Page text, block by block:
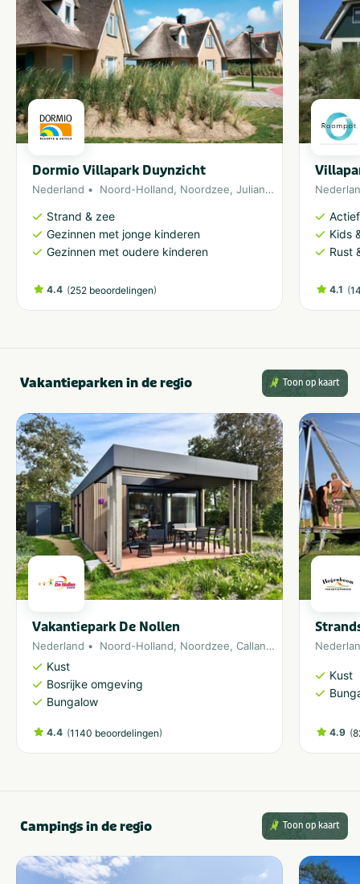
Thema
Actief & outdoor
Kids & familie
Rust & natuur
Strand & zee
Musea & kastelen
Geschikt voor kinderen
Geschikt voor alle
Huisdiervriendelijk
Stellen
Vakantieverblijf
Bungalow
Dormio Villapark Duynzicht
Nederland Noord-Holland, Noordzee, Julianadorp
Strand & zee
Gezinnen met jonge kinderen
Gezinnen met oudere kinderen
4.4 (252 beoordelingen)
Kids
Rust
4.1 (
Vakantieparken in de regio Toon op kaart
Vakantiepark De Nollen
Nederland Noord-Holland, Noordzee, Callantsoog Julianadorp
Kust
Bosrijke omgeving
Bungalow
4.4 (1140 beoordelingen)
Kust
4.9 (
Campings in de regio Toon op kaart